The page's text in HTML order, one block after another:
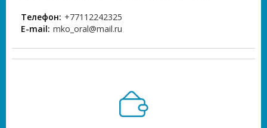
Телефон: +77112242325
E-mail: mko_oral@mail.ru